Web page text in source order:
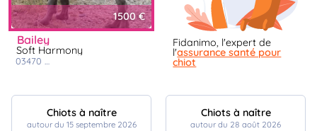
1500 €
bailey
Soft Harmony
03470
Fidanimo, l'expert de
l'assurance santé pour
chiot
Chiots à naître
autour du 15 septembre 2026
Chiots à naître
autour du 28 août 2026